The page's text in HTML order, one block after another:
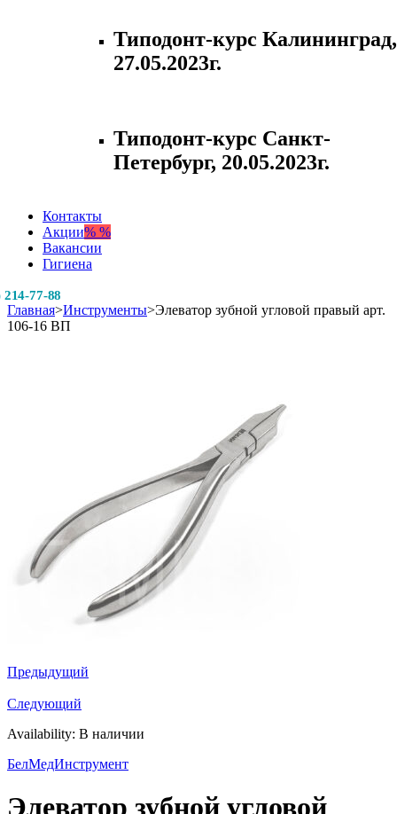
Типодонт-курс Калининград,
27.05.2023г.
Типодонт-курс Санкт-
Петербург, 20.05.2023г.
Контакты
Акции% %
Вакансии
Гигиена
214-77-88
Главная>Инструменты>Элеватор зубной угловой правый арт.
106-16 ВП
Предыдущий
Следующий
Availability: В наличии
БелМедИнструмент
Элеватор зубной угловой